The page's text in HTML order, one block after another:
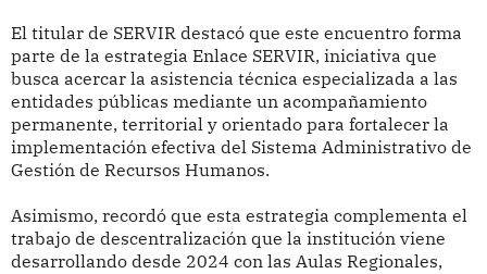
El titular de SERVIR destacó que este encuentro forma
parte de la estrategia Enlace SERVIR, iniciativa que
busca acercar la asistencia técnica especializada a las
entidades públicas mediante un acompañamiento
permanente, territorial y orientado para fortalecer la
implementación efectiva del Sistema Administrativo de
Gestión de Recursos Humanos.
Asimismo, recordó que esta estrategia complementa el
trabajo de descentralización que la institución viene
desarrollando desde 2024 con las Aulas Regionales,